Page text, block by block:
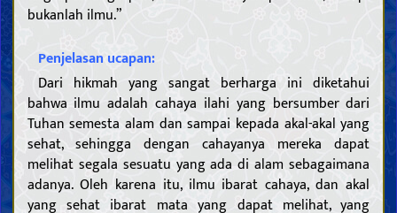
bukanlah ilmu.”
Penjelasan ucapan:
Dari hikmah yang sangat berharga ini diketahui
bahwa ilmu adalah cahaya ilahi yang bersumber dari
Tuhan semesta alam dan sampai kepada akal-akal yang
sehat, sehingga dengan cahayanya mereka dapat
melihat segala sesuatu yang ada di alam sebagaimana
adanya. Oleh karena itu, ilmu ibarat cahaya, dan akal
yang sehat ibarat mata yang dapat melihat, yang